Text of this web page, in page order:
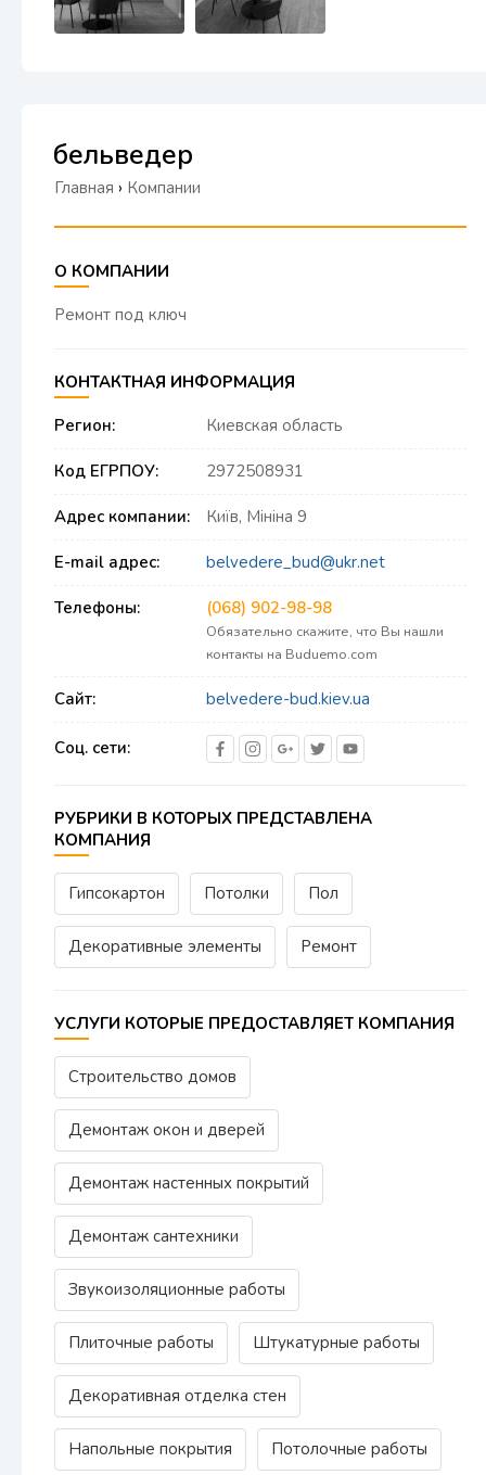
бельведер
Главная › Компании
О КОМПАНИИ
Ремонт под ключ
КОНТАКТНАЯ ИНФОРМАЦИЯ
Регион:
Киевская область
Код ЕГРПОУ: 2972508931
Адрес компании: Київ, Мініна 9
E-mail адрес: belvedere_bud@ukr.net
Телефоны: (068) 902-98-98
Обязательно скажите, что Вы нашли
контакты на Buduemo.com
Сайт: belvedere-bud.kiev.ua
Соц. сети:
РУБРИКИ В КОТОРЫХ ПРЕДСТАВЛЕНА
КОМПАНИЯ
Гипсокартон Потолки Пол
Декоративные элементы Ремонт
УСЛУГИ КОТОРЫЕ ПРЕДОСТАВЛЯЕТ КОМПАНИЯ
Строительство домов
Демонтаж окон и дверей
Демонтаж настенных покрытий
Демонтаж сантехники
Звукоизоляционные работы
Плиточные работы Штукатурные работы
Декоративная отделка стен
Напольные покрытия Потолочные работы